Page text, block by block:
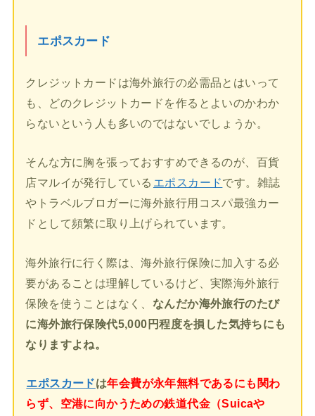
エポスカード
クレジットカードは海外旅行の必需品とはいって
も、どのクレジットカードを作るとよいのかわか
らないという人も多いのではないでしょうか。
そんな方に胸を張っておすすめできるのが、百貨
店マルイが発行している エポスカードです。雑誌
やトラベルブロガーに海外旅行用コスパ最強カー
ドとして頻繁に取り上げられています。
海外旅行に行く際は、海外旅行保険に加入する必
要があることは理解しているけど、実際海外旅行
保険を使うことはなく、 なんだか海外旅行のたび
に海外旅行保険代5,000円程度を損した気持ちにも
なりますよね。
エポスカードは年会費が永年無料であるにも関わ
らず、空港に向かうための鉄道代金（Suicaや